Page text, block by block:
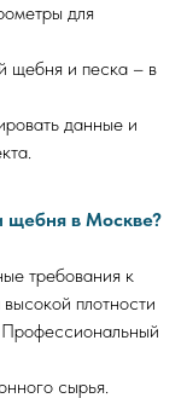
для
щебня и песка – в
данные и
щебня в Москве?
требования к
плотности
Профессиональный
сырья.